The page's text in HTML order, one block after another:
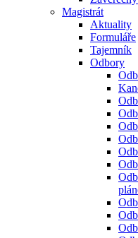
Magistrát
Aktuality
Formuláře
Tajemník
Odbory